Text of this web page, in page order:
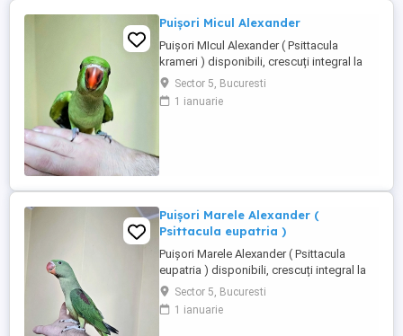
Puișori Micul Alexander
Puișori MIcul Alexander ( Psittacula
krameri ) disponibili, crescuți integral la
seringă de la vârsta de 10 12 zile, moment
în care sunt și inelați cu inelele Asociației
Ornitologice Române, din care fac parte.
Sector 5, Bucuresti
1 ianuarie
Puișori Marele Alexander (
Psittacula eupatria )
Puișori Marele Alexander ( Psittacula
eupatria ) disponibili, crescuți integral la
seringă de la vârsta de 10 12 zile, moment
în care sunt și inelați cu inelele Asociației
Ornitologice Române, din care fac parte.
Sector 5, Bucuresti
1 ianuarie